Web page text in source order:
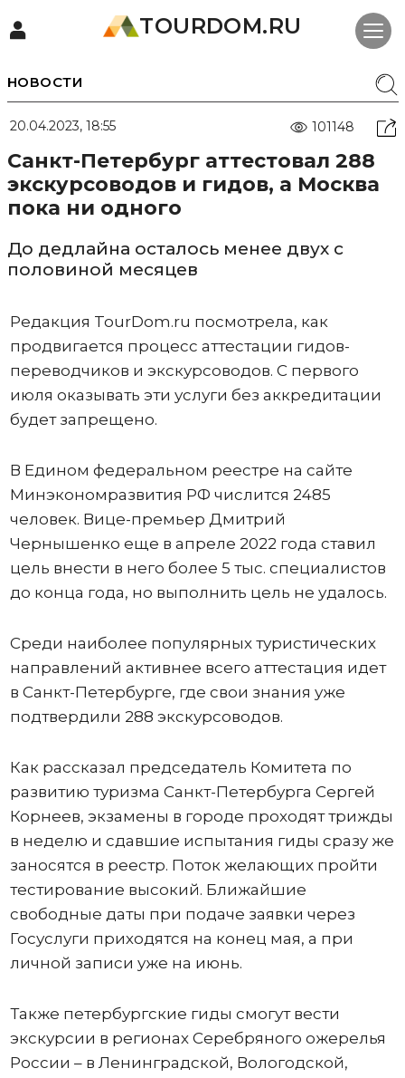
TOURDOM.RU
НОВОСТИ
20.04.2023, 18:55 101148
Санкт-Петербург аттестовал 288
экскурсоводов и гидов, а Москва
пока ни одного
До дедлайна осталось менее двух с
половиной месяцев
Редакция TourDom.ru посмотрела, как
продвигается процесс аттестации гидов-
переводчиков и экскурсоводов. С первого
июля оказывать эти услуги без аккредитации
будет запрещено.
В Едином федеральном реестре на сайте
Минэкономразвития РФ числится 2485
человек. Вице-премьер Дмитрий
Чернышенко еще в апреле 2022 года ставил
цель внести в него более 5 тыс. специалистов
до конца года, но выполнить цель не удалось.
Среди наиболее популярных туристических
направлений активнее всего аттестация идет
в Санкт-Петербурге, где свои знания уже
подтвердили 288 экскурсоводов.
Как рассказал председатель Комитета по
развитию туризма Санкт-Петербурга Сергей
Корнеев, экзамены в городе проходят трижды
в неделю и сдавшие испытания гиды сразу же
заносятся в реестр. Поток желающих пройти
тестирование высокий. Ближайшие
свободные даты при подаче заявки через
Госуслуги приходятся на конец мая, а при
личной записи уже на июнь.
Также петербургские гиды смогут вести
экскурсии в регионах Серебряного ожерелья
России – в Ленинградской, Вологодской,